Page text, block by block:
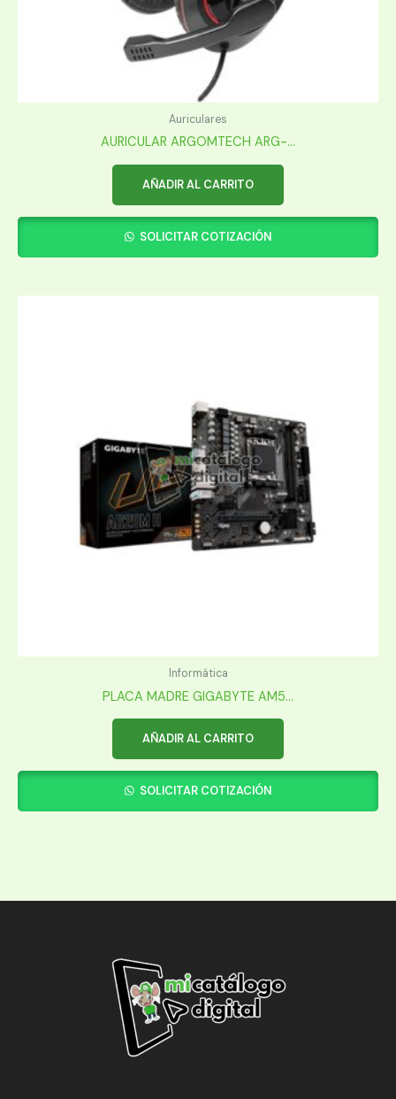
Auriculares
AURICULAR ARGOMTECH ARG-...
AÑADIR AL CARRITO
SOLICITAR COTIZACIÓN
Informática
PLACA MADRE GIGABYTE AM5...
AÑADIR AL CARRITO
SOLICITAR COTIZACIÓN